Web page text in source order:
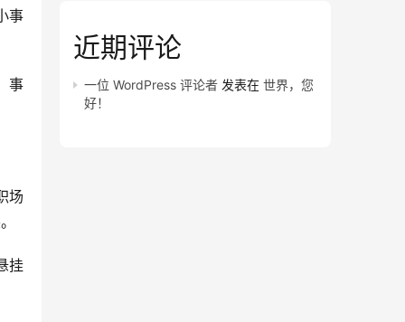
事
事
场
挂
近期评论
一位 WordPress 评论者 发表在 世界，您
好！